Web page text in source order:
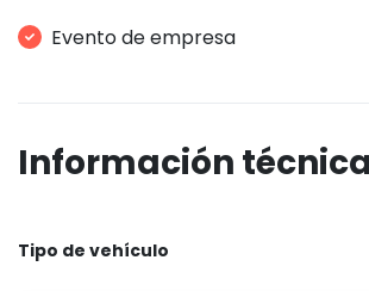
Evento de empresa
Información técnica
Tipo de vehículo